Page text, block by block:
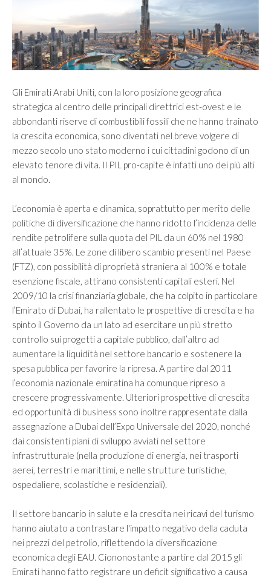
Mission
Controllo di gestione e controllo strategico
Finanza Aziendale
Internazionalizzazione
Merger & Acquisition e valutazione d’azienda
Passaggio generazionale
MERCATI
Investire in Cina
Investire negli Emirati Arabi Uniti
Investire in Giappone
Investire in Iran
Investire in Kazakistan
BLOG
CONTATTI
Gli Emirati Arabi Uniti, con la loro posizione geografica
strategica al centro delle principali direttrici est-ovest e le
abbondanti riserve di combustibili fossili che ne hanno trainato
la crescita economica, sono diventati nel breve volgere di
mezzo secolo uno stato moderno i cui cittadini godono di un
elevato tenore di vita. Il PIL pro-capite è infatti uno dei più alti
al mondo.
L’economia è aperta e dinamica, soprattutto per merito delle
politiche di diversificazione che hanno ridotto l’incidenza delle
rendite petrolifere sulla quota del PIL da un 60% nel 1980
all’attuale 35%. Le zone di libero scambio presenti nel Paese
(FTZ), con possibilità di proprietà straniera al 100% e totale
esenzione fiscale, attirano consistenti capitali esteri. Nel
2009/10 la crisi finanziaria globale, che ha colpito in particolare
l’Emirato di Dubai, ha rallentato le prospettive di crescita e ha
spinto il Governo da un lato ad esercitare un più stretto
controllo sui progetti a capitale pubblico, dall’altro ad
aumentare la liquidità nel settore bancario e sostenere la
spesa pubblica per favorire la ripresa. A partire dal 2011
l’economia nazionale emiratina ha comunque ripreso a
crescere progressivamente. Ulteriori prospettive di crescita
ed opportunità di business sono inoltre rappresentate dalla
assegnazione a Dubai dell’Expo Universale del 2020, nonché
dai consistenti piani di sviluppo avviati nel settore
infrastrutturale (nella produzione di energia, nei trasporti
aerei, terrestri e marittimi, e nelle strutture turistiche,
ospedaliere, scolastiche e residenziali).
Il settore bancario in salute e la crescita nei ricavi del turismo
hanno aiutato a contrastare l'impatto negativo della caduta
nei prezzi del petrolio, riflettendo la diversificazione
economica degli EAU. Ciononostante a partire dal 2015 gli
Emirati hanno fatto registrare un deficit significativo a causa